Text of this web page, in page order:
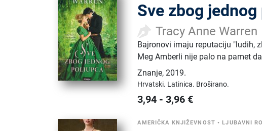
Sve zbog
Tracy Anne Warren
Bajronovi imaju reputaciju "ludih,
Meg Amberli nije palo na pamet
Znanje,2019.
Hrvatski. Latinica. Broširano.
3,94 -3,96 €
AMERIČKA KNJIŽEVNOST •LJUBAVNI